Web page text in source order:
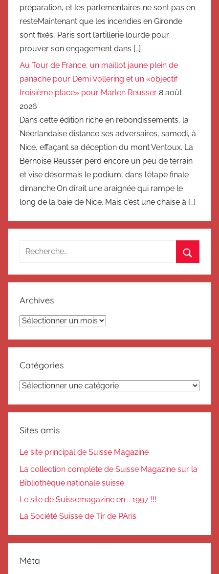
préparation, et les parlementaires ne sont pas en
resteMaintenant que les incendies en Gironde
sont fixés, Paris sort l’artillerie lourde pour
prouver son engagement dans […]
Au Tour de France, un maillot jaune plein de
panache pour Demi Vollering et un «objectif
troisième place» pour Marlen Reusser 8 août
2026
Dans cette édition riche en rebondissements, la
Néerlandaise distance ses adversaires, samedi, à
Nice, effaçant sa déception du mont Ventoux. La
Bernoise Reusser perd encore un peu de terrain
et vise désormais le podium, dans l’étape finale
dimanche.On dirait une araignée qui rampe le
long de la baie de Nice. Mais c’est une chaise à […]
Recherche
:
Archives
Archives
Catégories
Catégories
Sites amis
Le site principal de Suisse Magazine
La collection complète de Suisse Magazine sur la
Bibliothèque nationale suisse
Le site de Suissemagazine en .. 1997 !!!
La Société Suisse de Tir de PAris
Méta